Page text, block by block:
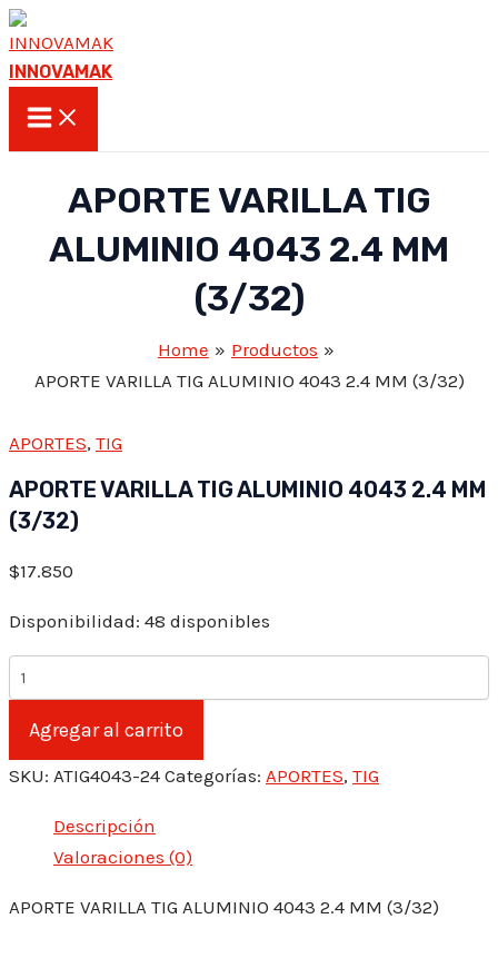
Skip
to
content
INNOVAMAK
Main
Menu
APORTE VARILLA TIG
ALUMINIO 4043 2.4 MM
(3/32)
Home
Productos
APORTE VARILLA TIG ALUMINIO 4043 2.4 MM (3/32)
APORTES, TIG
APORTE VARILLA TIG ALUMINIO 4043 2.4 MM
(3/32)
$17.850
Disponibilidad: 48 disponibles
APORTE
VARILLA
ALUMINIO
2.4
Agregar al carrito
SKU: ATIG4043-24 Categorías: APORTES, TIG
Descripción
Valoraciones (0)
APORTE VARILLA TIG ALUMINIO 4043 2.4 MM (3/32)